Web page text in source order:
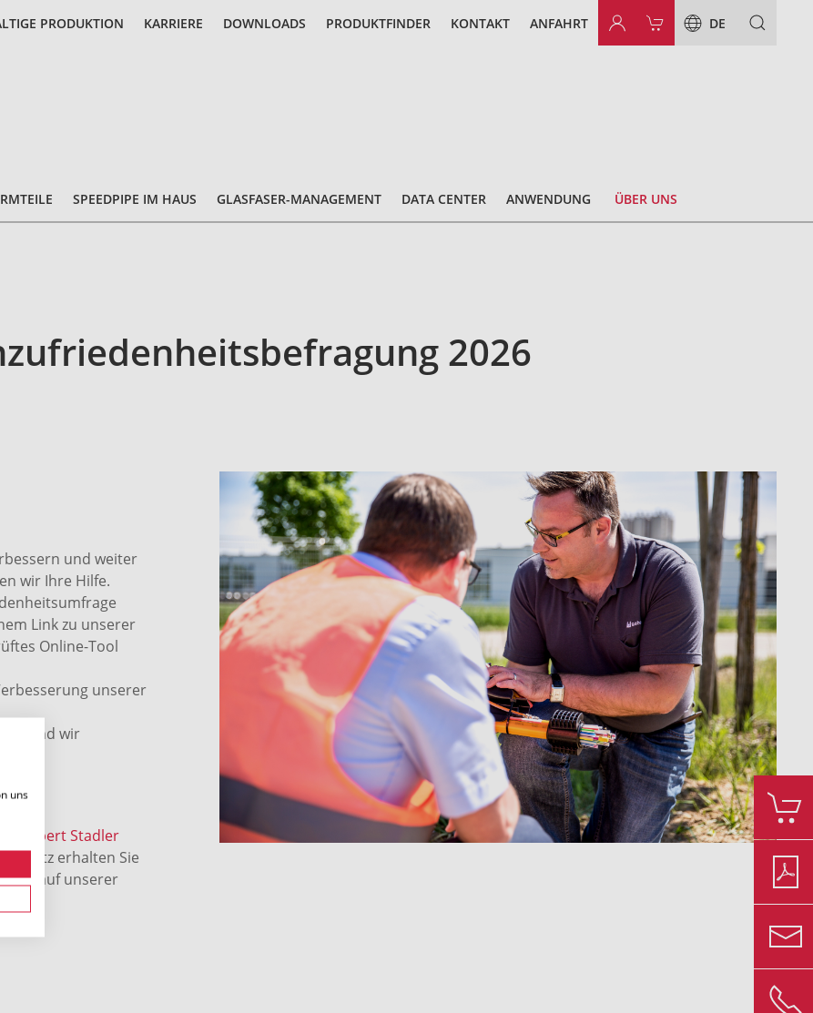
uns
PRODUKTION KARRIERE DOWNLOADS PRODUKTFINDER KONTAKT ANFAHRT DE
SPEEDPIPE IM HAUS GLASFASER-MANAGEMENT DATA CENTER ANWENDUNG ÜBER UNS
2026
und weiter
wir Ihre Hilfe.
Link zu unserer
Online-Tool
unserer
und wir
Robert Stadler
erhalten Sie
und auf unserer